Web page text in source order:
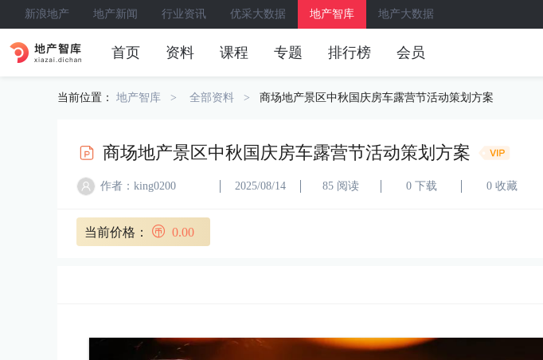
新浪地产 地产新闻 行业资讯 优采大数据 地产智库 地产大数据
首页 资料 课程 专题 排行榜 会员
当前位置： 地产智库 全部资料 商场地产景区中秋国庆房车露营节活动策划方案
商场地产景区中秋国庆房车露营节活动策划方案
作者：king0200 2025/08/14 85 阅读 0 下载 0 收藏
当前价格： 0.00